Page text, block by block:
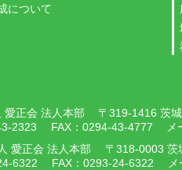
について
愛正会 法人本部
〒319-1416 茨
2323
FAX：0294-43-4777 メ
愛正会 法人本部
〒318-0003 茨
6322
FAX：0293-24-6322 メ